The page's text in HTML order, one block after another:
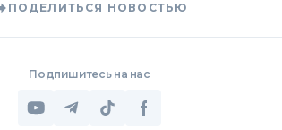
ПОДЕЛИТЬСЯ НОВОСТЬЮ
Подпишитесь на нас